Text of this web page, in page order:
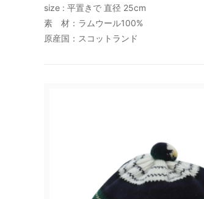
RHYTHMOS
Suno & Morrison
size : 平置きで 直径 25cm
素 材：ラムウール100%
原産国：スコットランド